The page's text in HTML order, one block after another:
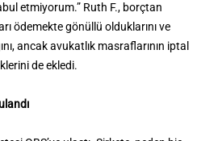
etmiyorum.” Ruth F., borçtan
ödemekte gönüllü olduklarını ve
ancak avukatlık masraflarının iptal
de ekledi.